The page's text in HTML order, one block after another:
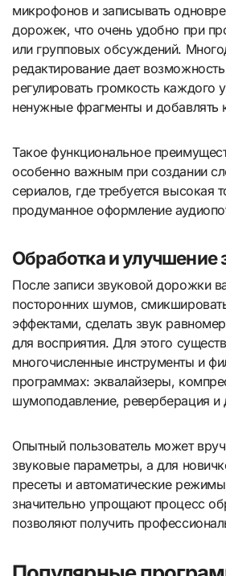
микрофонов и записывать
дорожек, что очень удобно при
или групповых обсуждений.
редактирование дает
регулировать громкость каждого
ненужные фрагменты и добавлять
Такое функциональное
особенно важным при создании
сериалов, где требуется высокая
продуманное оформление
Обработка и улучшение
После записи звуковой дорожки
посторонних шумов,
эффектами, сделать звук
для восприятия. Для этого
многочисленные инструменты и
программах: эквалайзеры,
шумоподавление, реверберация и
Опытный пользователь может
звуковые параметры, а для
пресеты и автоматические
значительно упрощают процесс
позволяют получить